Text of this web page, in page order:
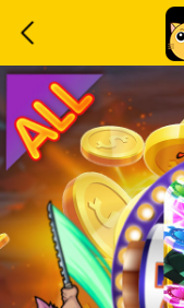
Home
Event
LuckyGame
WinwinCoin
Debit
Mdoll